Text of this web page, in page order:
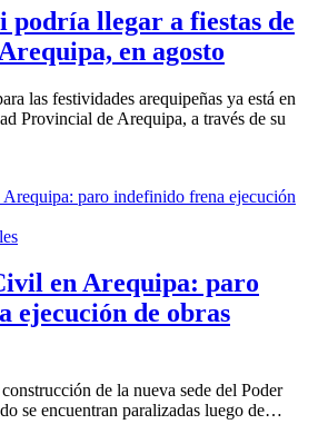
llegar a fiestas de
en agosto
las festividades arequipeñas ya está en
Provincial de Arequipa, a través de su
en Arequipa: paro
ejecución de obras
de la nueva sede del Poder
se encuentran paralizadas luego de…